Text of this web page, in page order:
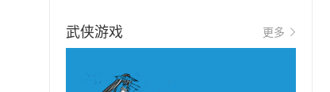
武侠游戏 更多